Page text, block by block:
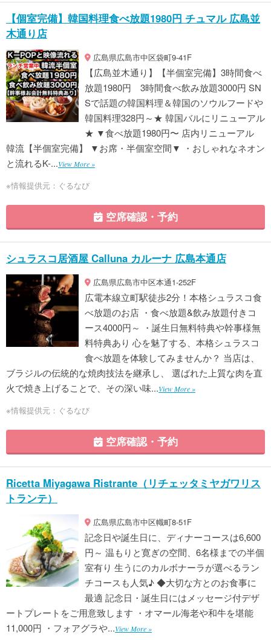
【個室完備】韓国料理食べ放題1980円 チュマル 広島並
木通り店
広島県広島市中区袋町9-41F
【広島並木通り】【半個室完備】3時間食べ
放題1980円 3時間食べ飲み放題3000円 SN
Sで話題の韓国料理＆韓国のソウルフードや
韓国料理328円～★ 韓国バルにリニューアル
★ ▼食べ放題1980円〜 店内リニューアル
韓流【半個室完備】 ▼お席・半個室空間▼ ・おしゃれなネオン
と流れるK-...View More »
※情報提供元：ぐるなび
空席確認・予約
シュラスコ居酒屋 Calluna カルーナ 広島本通店
広島県広島市中区本通1-252F
広電本線立町駅徒歩2分！本格シュラスコ食
べ放題のお店 ・食べ放題&飲み放題付きコ
ース4000円～ ・誕生日無料特典や幹事様無
料特典あり 心を魅了する、本格シュラスコ
食べ放題を体験してみませんか？ 当店は、
ブラジルの伝統的な焼肉技法を継承し、 選ばれた上質な肉を直
火で焼き上げることで、その深い味...View More »
※情報提供元：ぐるなび
空席確認・予約
Ricetta Miyagawa Ristrante（リチェッタミヤガワリス
トランテ）
広島県広島市中区幟町8-51F
記念日や誕生日に、ディナーコースは6,600
円～ 温もりと寛ぎの空間、6名様までの半個
室有り 生うにのカルボナーラが選べるラン
チコースも人気♪ ◆大切な方とのお食事に
最適 記念日・誕生日にはメッセージ付デザ
ートプレートをご用意致します ・オマール海老や和牛を堪能
11,000円 ・フォアグラや...View More »